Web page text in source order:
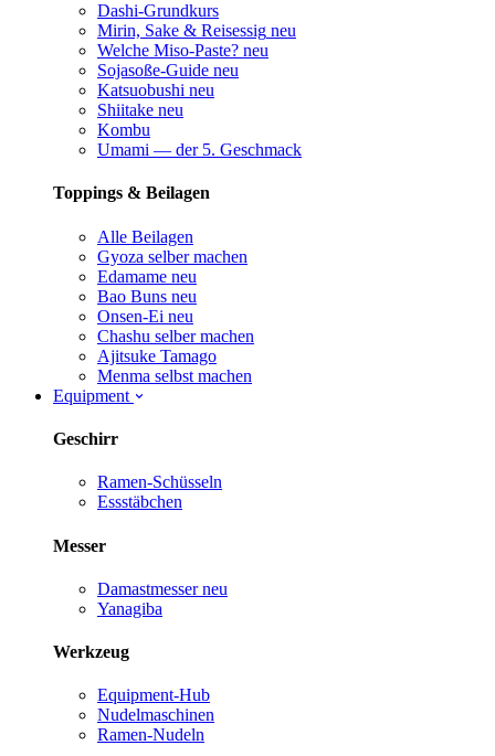
Dashi-Grundkurs
Mirin, Sake & Reisessig neu
Welche Miso-Paste? neu
Sojasoße-Guide neu
Katsuobushi neu
Shiitake neu
Kombu
Umami — der 5. Geschmack
Toppings & Beilagen
Alle Beilagen
Gyoza selber machen
Edamame neu
Bao Buns neu
Onsen-Ei neu
Chashu selber machen
Ajitsuke Tamago
Menma selbst machen
Equipment
Geschirr
Ramen-Schüsseln
Essstäbchen
Messer
Damastmesser neu
Yanagiba
Werkzeug
Equipment-Hub
Nudelmaschinen
Ramen-Nudeln